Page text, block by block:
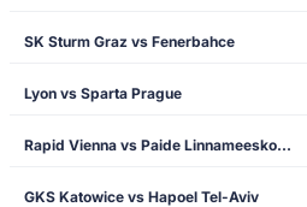
SK Sturm Graz vs Fenerbahce
Lyon vs Sparta Prague
Rapid Vienna vs Paide Linnameeskond
GKS Katowice vs Hapoel Tel-Aviv